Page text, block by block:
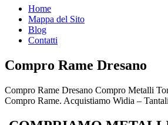
Home
Mappa del Sito
Blog
Contatti
Compro Rame Dresano
Compro Rame Dresano Compro Metalli
Compro Rame. Acquistiamo Widia –